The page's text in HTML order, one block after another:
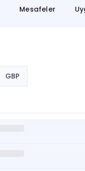
Mesafeler
GBP